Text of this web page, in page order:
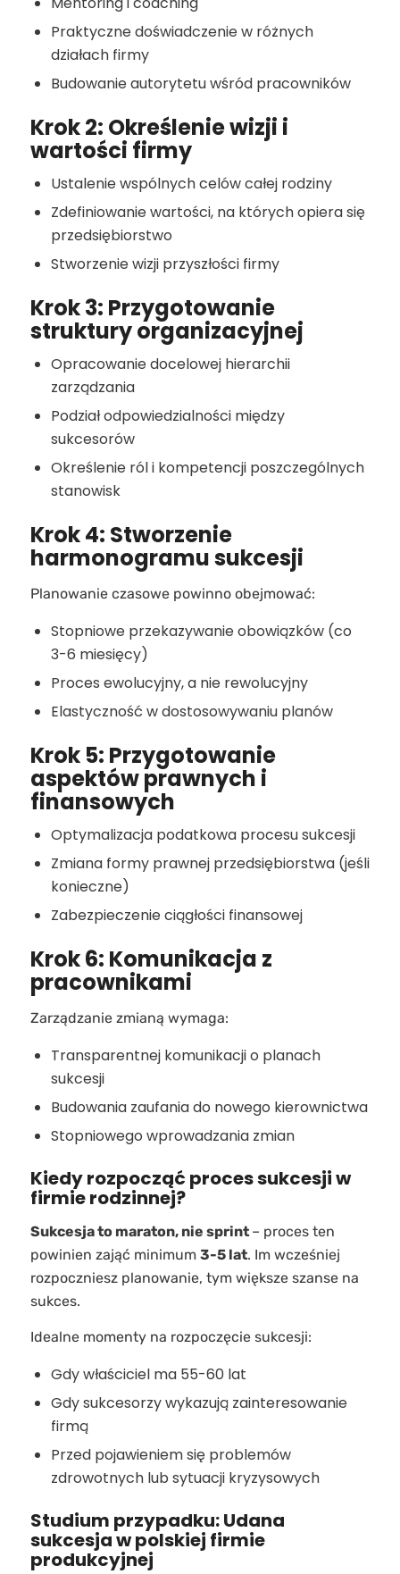
Praktyczne doświadczenie w różnych
działach firmy
Budowanie autorytetu wśród pracowników
Krok 2: Określenie wizji i
wartości firmy
Ustalenie wspólnych celów całej rodziny
Zdefiniowanie wartości, na których opiera się
przedsiębiorstwo
Stworzenie wizji przyszłości firmy
Krok 3: Przygotowanie
struktury organizacyjnej
Opracowanie docelowej hierarchii
zarządzania
Podział odpowiedzialności między
sukcesorów
Określenie ról i kompetencji poszczególnych
stanowisk
Krok 4: Stworzenie
harmonogramu sukcesji
Planowanie czasowe powinno obejmować:
Stopniowe przekazywanie obowiązków (co
3-6 miesięcy)
Proces ewolucyjny, a nie rewolucyjny
Elastyczność w dostosowywaniu planów
Krok 5: Przygotowanie
aspektów prawnych i
finansowych
Optymalizacja podatkowa procesu sukcesji
Zmiana formy prawnej przedsiębiorstwa (jeśli
konieczne)
Zabezpieczenie ciągłości finansowej
Krok 6: Komunikacja z
pracownikami
Zarządzanie zmianą wymaga:
Transparentnej komunikacji o planach
sukcesji
Budowania zaufania do nowego kierownictwa
Stopniowego wprowadzania zmian
Kiedy rozpocząć proces sukcesji w
firmie rodzinnej?
Sukcesja to maraton, nie sprint – proces ten
powinien zająć minimum 3-5 lat. Im wcześniej
rozpoczniesz planowanie, tym większe szanse na
sukces.
Idealne momenty na rozpoczęcie sukcesji:
Gdy właściciel ma 55-60 lat
Gdy sukcesorzy wykazują zainteresowanie
firmą
Przed pojawieniem się problemów
zdrowotnych lub sytuacji kryzysowych
Studium przypadku: Udana
sukcesja w polskiej firmie
produkcyjnej